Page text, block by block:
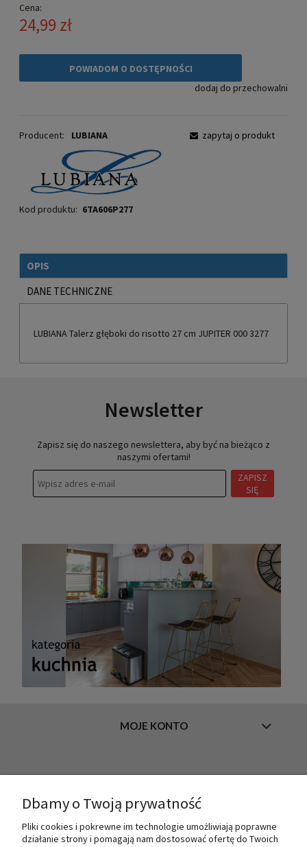
Cena:
24,99 zł
POWIADOM O DOSTĘPNOŚCI
dodaj do przechowalni
Producent: LUBIANA
Kod produktu: 6TA606P277
zapytaj o produkt
OPIS
DANE TECHNICZNE
LUBIANA Talerz głęboki do risotto 27 cm JUPITER 000 3277
Newsletter
Zapisz się do naszego newslettera, aby być na bieżąco z
naszymi ofertami!
ZAPISZ
SIĘ
MOJE KONTO
INFORMACJE
O NAS
Dbamy o Twoją prywatność
Pliki cookies i pokrewne im technologie umożliwiają poprawne
działanie strony i pomagają nam dostosować ofertę do Twoich